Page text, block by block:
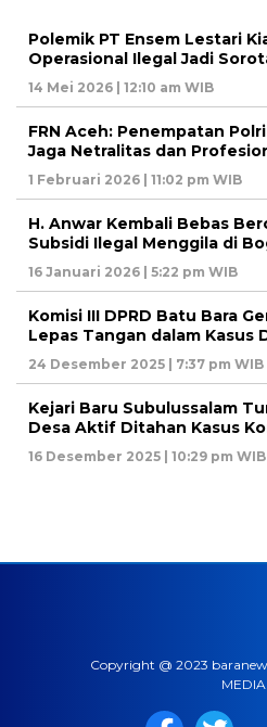
Polemik PT Ensem Lestari
Operasional Ilegal Jadi
14 Mei 2026 | 12:10 am WIB
FRN Aceh: Penempatan
Jaga Netralitas dan
1 Februari 2026 | 11:02 pm WIB
H. Anwar Kembali Bebas
Subsidi Ilegal Menggila di
16 Januari 2026 | 5:22 pm WIB
Komisi III DPRD Batu Bara
Lepas Tangan dalam Kasus
24 Desember 2025 | 7:37 pm WIB
Kejari Baru Subulussalam
Desa Aktif Ditahan Kasus
16 Desember 2025 | 10:29 pm WIB
Copyright @ 2023
MEDIA